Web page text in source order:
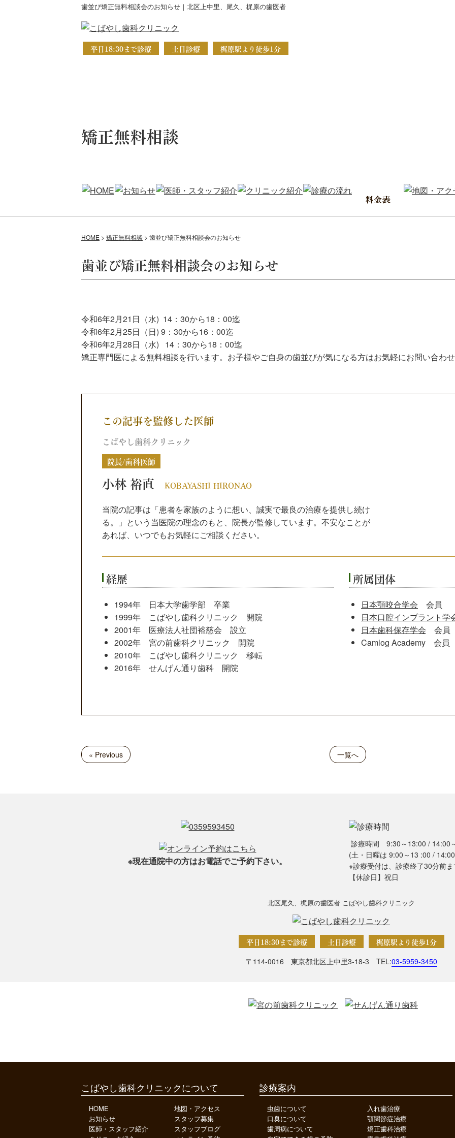
歯並び矯正無料相談会のお知らせ｜北区上中里、尾久、梶原の歯医者
平日18:30まで診療 土日診療 梶原駅より徒歩1分
矯正無料相談
HOME > 矯正無料相談 > 歯並び矯正無料相談会のお知らせ
歯並び矯正無料相談会のお知らせ
令和6年2月21日（水) 14：30から18：00迄
令和6年2月25日（日) 9：30から16：00迄
令和6年2月28日（水) 14：30から18：00迄
矯正専門医による無料相談を行います。お子様やご自身の歯並びが気になる方はお気軽にお問い合わ
この記事を監修した医師
こばやし歯科クリニック
院長/歯科医師
小林 裕直 KOBAYASHI HIRONAO
当院の記事は「患者を家族のように想い、誠実で最良の治療を提供し続け
る。」という当医院の理念のもと、院長が監修しています。不安なことが
あれば、いつでもお気軽にご相談ください。
経歴
1994年 日本大学歯学部 卒業
1999年 こばやし歯科クリニック 開院
2001年 医療法人社団裕慈会 設立
2002年 宮の前歯科クリニック 開院
2010年 こばやし歯科クリニック 移転
2016年 せんげん通り歯科 開院
所属団体
日本顎咬合学会 会員
日本口腔インプラント学
日本歯科保存学会 会員
Camlog Academy 会員
« Previous 一覧へ
※現在通院中の方はお電話でご予約下さい。
診療時間 9:30～13:00 / 14:00
(土・日曜は 9:00～13 :00 /
※診療受付は、診療終了30分前
【休診日】祝日
北区尾久、梶原の歯医者 こばやし歯科クリニック
平日18:30まで診療 土日診療 梶原駅より徒歩1分
〒114-0016 東京都北区上中里3-18-3 TEL:03-5959-3450
こばやし歯科クリニックについて
HOME
お知らせ
医師・スタッフ紹介
地図・アクセス
スタッフ募集
スタッフブログ
診療案内
虫歯について
口臭について
歯周病について
入れ歯治療
顎関節症治療
矯正歯科治療